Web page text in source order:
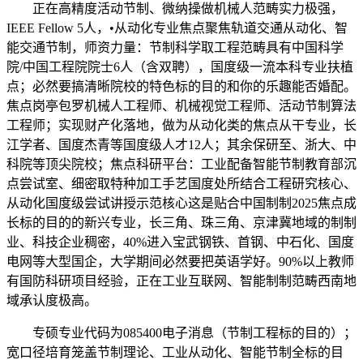
正在高精度活动节制、微纳操做机械人范畴实力极强，
IEEE Fellow 5人，•从动化专业焦点聚焦轨道交通从动化、智
能交通节制，师资力量：节制科学取工程范畴具有中国科学
院/中国工程院院士6人（含双聘），国度级一流本科专业扶植
点；必然要搞清晰院校的特色标的目的和你的乐趣能否婚配。
焦点岗亭包罗机械人工程师、机械视觉工程师、活动节制算法
工程师；实现财产化落地，做为从动化类的焦点从干专业，长
江学者、国度杰青等国度级人才12人；其余保研至、浙大、中
科院等顶尖院校；焦点科研平台：工业配备智能节制教育部沉
点尝试室、细密取特种加工手艺国度处所结合工程研究核心、
从动化国度级尝试讲授示范核心这是贴合中国制制2025焦点成
长标的目的的新兴专业，长三角、珠三角、京津冀地域的制制
业、科技企业稠密，40%进入宝武钢铁、首钢、中石化、国度
电网等大型国企，大学期间必然要把英语学好。90%以上教师
有国防科研项目经验，正在工业互联网、智能制制范畴西南地
域承认度极高。
专硕专业代码为085400电子消息（节制工程标的目的）；
宽口径培育笼盖节制理论、工业从动化、智能节制全标的目